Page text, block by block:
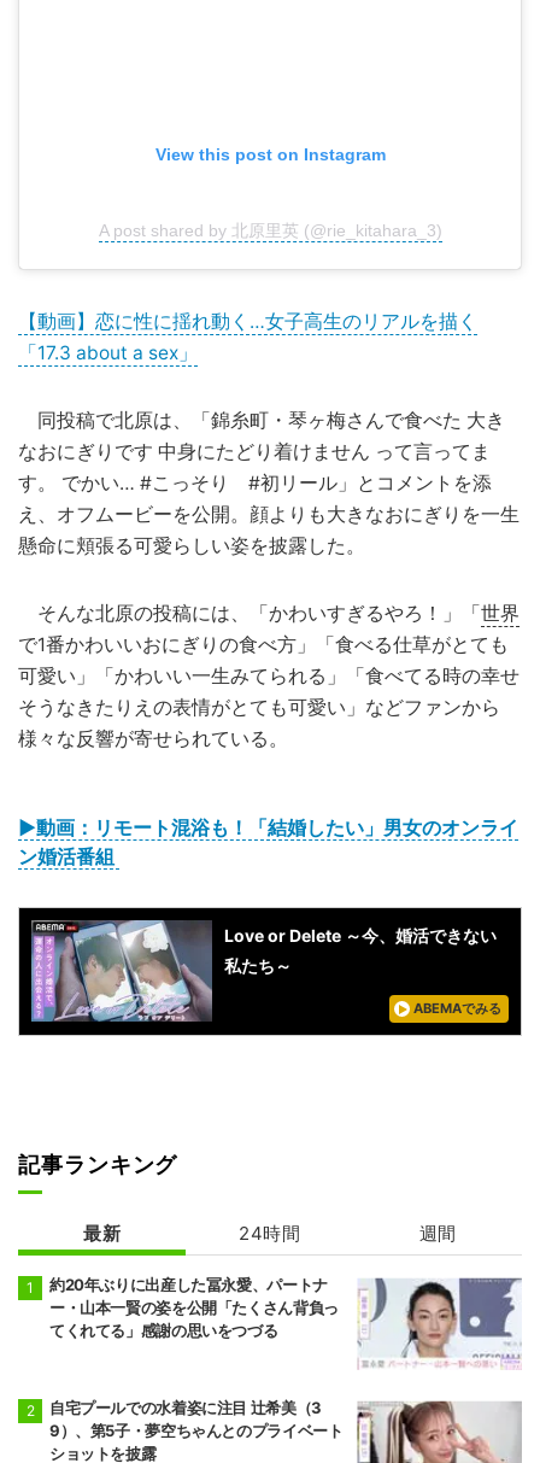
View this post on Instagram
A post shared by 北原里英 (@rie_kitahara_3)
【動画】恋に性に揺れ動く…女子高生のリアルを描く
「17.3 about a sex」
同投稿で北原は、「錦糸町・琴ヶ梅さんで食べた 大き
なおにぎりです 中身にたどり着けません って言ってま
す。 でかい… #こっそり #初リール」とコメントを添
え、オフムービーを公開。顔よりも大きなおにぎりを一生
懸命に頬張る可愛らしい姿を披露した。
そんな北原の投稿には、「かわいすぎるやろ！」「 世界
で1番かわいいおにぎりの食べ方」「食べる仕草がとても
可愛い」「かわいい一生みてられる」「食べてる時の幸せ
そうなきたりえの表情がとても可愛い」などファンから
様々な反響が寄せられている。
▶動画：リモート混浴も！「結婚したい」男女のオンライ
ン婚活番組
Love or Delete ～今、婚活できない
私たち～
ABEMAでみる
記事ランキング
最新 24時間 週間
約20年ぶりに出産した冨永愛、パートナ
ー・山本一賢の姿を公開「たくさん背負っ
てくれてる」感謝の思いをつづる
自宅プールでの水着姿に注目 辻希美（3
9）、第5子・夢空ちゃんとのプライベート
ショットを披露